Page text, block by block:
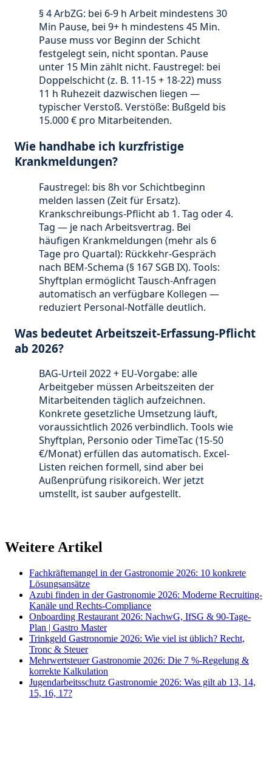
§ 4 ArbZG: bei 6-9 h Arbeit mindestens 30
Min Pause, bei 9+ h mindestens 45 Min.
Pause muss vor Beginn der Schicht
festgelegt sein, nicht spontan. Pause
unter 15 Min zählt nicht. Faustregel: bei
Doppelschicht (z. B. 11-15 + 18-22) muss
11 h Ruhezeit dazwischen liegen —
typischer Verstoß. Verstöße: Bußgeld bis
15.000 € pro Mitarbeitenden.
Wie handhabe ich kurzfristige
Krankmeldungen?
Faustregel: bis 8h vor Schichtbeginn
melden lassen (Zeit für Ersatz).
Krankschreibungs-Pflicht ab 1. Tag oder 4.
Tag — je nach Arbeitsvertrag. Bei
häufigen Krankmeldungen (mehr als 6
Tage pro Quartal): Rückkehr-Gespräch
nach BEM-Schema (§ 167 SGB IX). Tools:
Shyftplan ermöglicht Tausch-Anfragen
automatisch an verfügbare Kollegen —
reduziert Personal-Notfälle deutlich.
Was bedeutet Arbeitszeit-Erfassung-Pflicht
ab 2026?
BAG-Urteil 2022 + EU-Vorgabe: alle
Arbeitgeber müssen Arbeitszeiten der
Mitarbeitenden täglich aufzeichnen.
Konkrete gesetzliche Umsetzung läuft,
voraussichtlich 2026 verbindlich. Tools wie
Shyftplan, Personio oder TimeTac (15-50
€/Monat) erfüllen das automatisch. Excel-
Listen reichen formell, sind aber bei
Außenprüfung risikoreich. Wer jetzt
umstellt, ist sauber aufgestellt.
Weitere Artikel
Fachkräftemangel in der Gastronomie 2026: 10 konkrete
Lösungsansätze
Azubi finden in der Gastronomie 2026: Moderne Recruiting-
Kanäle und Rechts-Compliance
Onboarding Restaurant 2026: NachwG, IfSG & 90-Tage-
Plan | Gastro Master
Trinkgeld Gastronomie 2026: Wie viel ist üblich? Recht,
Tronc & Steuer
Mehrwertsteuer Gastronomie 2026: Die 7 %-Regelung &
korrekte Kalkulation
Jugendarbeitsschutz Gastronomie 2026: Was gilt ab 13, 14,
15, 16, 17?